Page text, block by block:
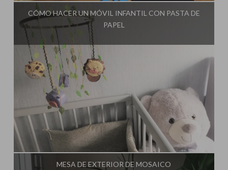
CÓMO HACER UN MÓVIL INFANTIL CON PASTA DE
PAPEL
Influencer: El Taller de Ire
MESA DE EXTERIOR DE MOSAICO